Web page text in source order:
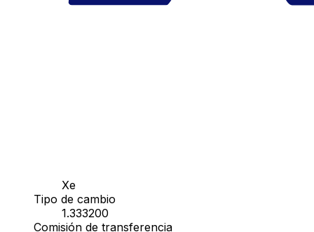
Xe
Tipo de cambio
1.333200
Comisión de transferencia